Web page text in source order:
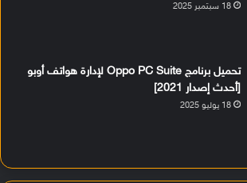
18 سبتمبر 2025
تحميل برنامج Oppo PC Suite لإدارة هواتف أوبو
[أحدث إصدار 2021]
18 يوليو 2025